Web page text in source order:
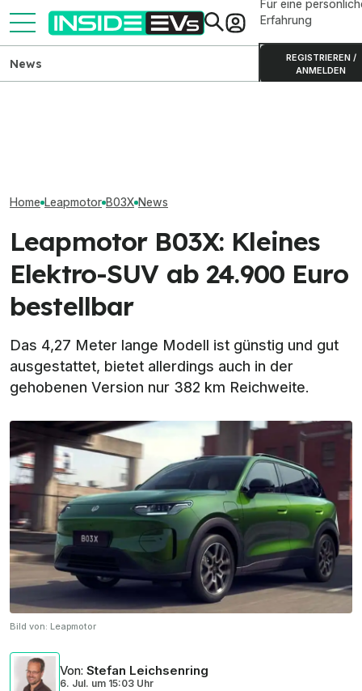
Für eine
Erfahrung
REGISTRIEREN /
ANMELDEN
News
Home Leapmotor B03X News
Leapmotor B03X: Kleines
Elektro-SUV ab 24.900 Euro
bestellbar
Das 4,27 Meter lange Modell ist günstig und gut
ausgestattet, bietet allerdings auch in der
gehobenen Version nur 382 km Reichweite.
Bild von: Leapmotor
Von: Stefan Leichsenring
6. Jul. um 15:03 Uhr